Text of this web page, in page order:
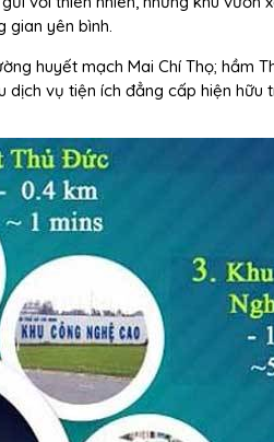
gian yên bình.
huyết mạch Mai Chí Thọ; hầm
dịch vụ tiện ích đẳng cấp hiện hữu